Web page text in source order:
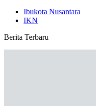
Ibukota Nusantara
IKN
Berita Terbaru